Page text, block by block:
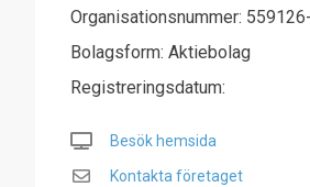
Organisationsnummer:
Bolagsform: Aktiebolag
Registreringsdatum:
Besök hemsida
Kontakta företaget